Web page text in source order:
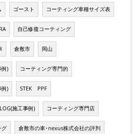
ゴースト コーティング車種サイズ表
自己修復コーティング
倉敷市 岡山
例) コーティング専門的
例) STEK PPF
施工事例) コーティング専門店
グ 倉敷市の車･nexus株式会社の評判